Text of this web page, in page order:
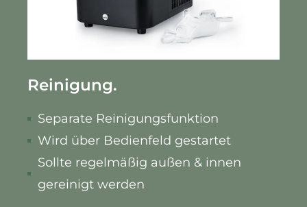
Reinigung.
Separate Reinigungsfunktion
Wird über Bedienfeld gestartet
Sollte regelmäßig außen & innen
gereinigt werden